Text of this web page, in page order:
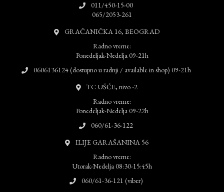
011/450-15-00
065/2053-261
GRAČANIČKA 16, BEOGRAD
Radno vreme:
Ponedeljak-Nedelja 09-21h
0606136124 (dostupno u radnji / available in shop) 09-21h
TC UŠĆE, nivo -2
Radno vreme:
Ponedeljak-Nedelja 09-22h
060/61-36-122
ILIJE GARAŠANINA 56
Radno vreme:
Utorak-Nedelja 08:30-15:45h
060/61-36-121 (viber)